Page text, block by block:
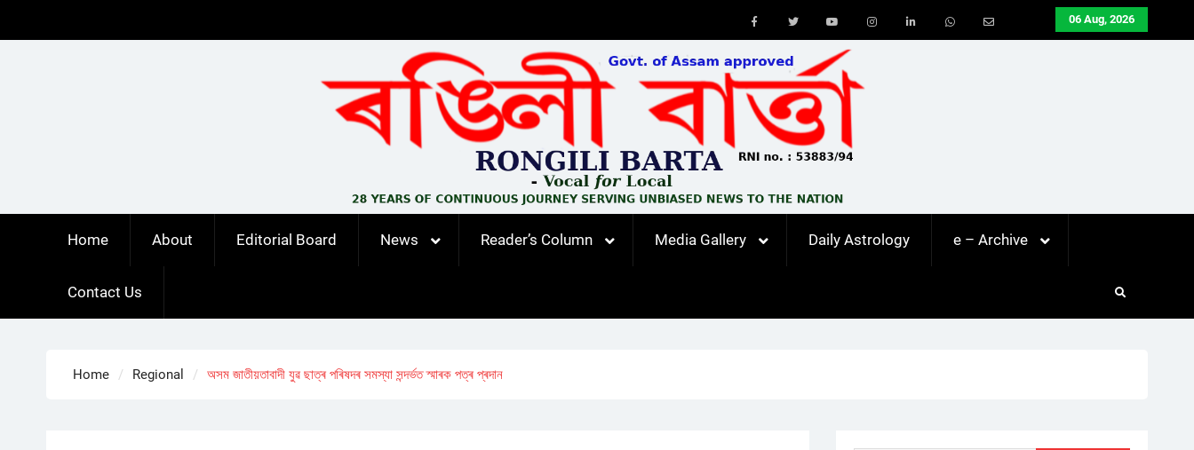
06 Aug, 2026
Youtube
Home About Editorial Board News Reader’s Column Media Gallery Daily Astrology e – Archive
Contact Us
Home Regional অসম জাতীয়তাবাদী যুৱ ছাত্ৰ পৰিষদৰ সমস্যা সন্দৰ্ভত স্মাৰক পত্ৰ প্ৰদান